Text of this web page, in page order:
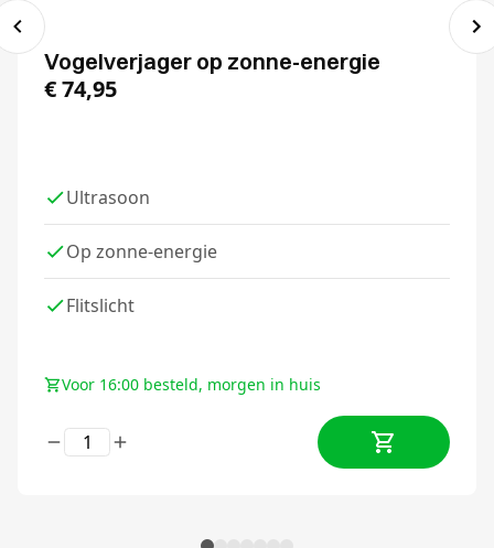
Vogelverjager op zonne-energie
€74,95
Ultrasoon
Op zonne-energie
Flitslicht
Voor 16:00 besteld, morgen in huis